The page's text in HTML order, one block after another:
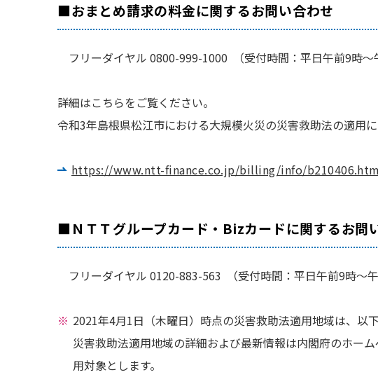
■おまとめ請求の料金に関するお問い合わせ
フリーダイヤル 0800-999-1000 （受付時間：平日午前9時～
詳細はこちらをご覧ください。
令和3年島根県松江市における大規模火災の災害救助法の適用
https://www.ntt-finance.co.jp/billing/info/
■ＮＴＴグループカード・Bizカードに関するお問
フリーダイヤル 0120-883-563 （受付時間：平日午前9時～午
2021年4月1日（木曜日）時点の災害救助法適用地域は、以下
災害救助法適用地域の詳細および最新情報は内閣府のホー
用対象とします。